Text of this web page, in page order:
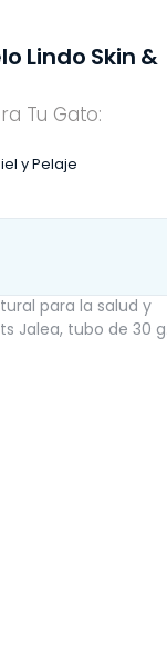
Producto
P & C BAÑO
Dermocosmética